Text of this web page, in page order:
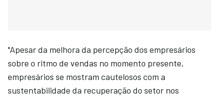
"Apesar da melhora da percepção dos empresários
sobre o ritmo de vendas no momento presente,
empresários se mostram cautelosos com a
sustentabilidade da recuperação do setor nos